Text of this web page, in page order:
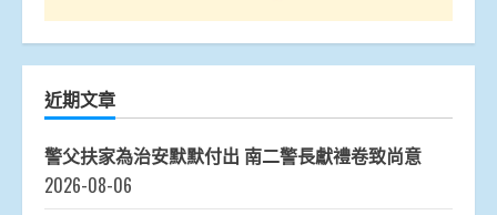
近期文章
警父扶家為治安默默付出 南二警長獻禮卷致尚意
2026-08-06